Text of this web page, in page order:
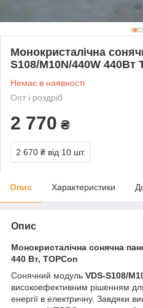
Монокристалічна
S108/M10N/440W 440Вт
Немає в наявності
Опт і роздріб
2 770 ₴
2 670 ₴ від 10 шт.
Опис Характеристики
Опис
Монокристалічна сонячна
440 Вт, TOPCon
Сонячний модуль VDS-S108/
високоефективним рішенням
енергії в електричну. Завдяки